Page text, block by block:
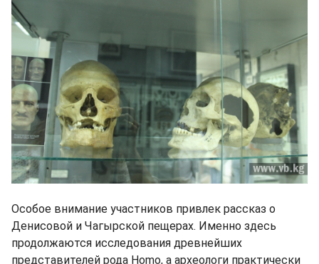
Особое внимание участников привлек рассказ о
Денисовой и Чагырской пещерах. Именно здесь
продолжаются исследования древнейших
представителей рода Homo, а археологи практически